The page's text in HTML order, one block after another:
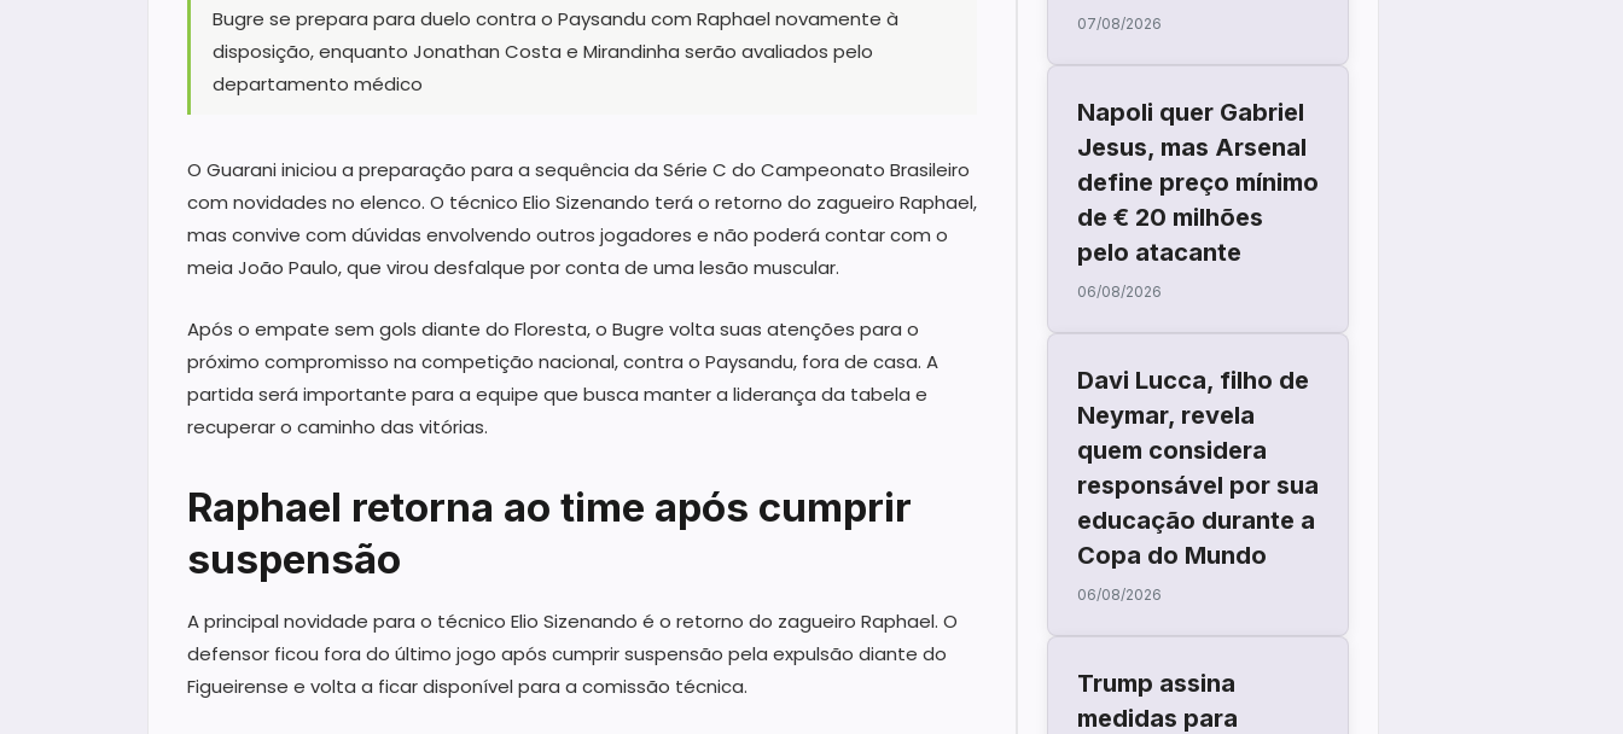
Bugre se prepara para duelo contra o Paysandu com Raphael novamente à
disposição, enquanto Jonathan Costa e Mirandinha serão avaliados pelo
departamento médico
O Guarani iniciou a preparação para a sequência da Série C do Campeonato Brasileiro
com novidades no elenco. O técnico Elio Sizenando terá o retorno do zagueiro Raphael,
mas convive com dúvidas envolvendo outros jogadores e não poderá contar com o
meia João Paulo, que virou desfalque por conta de uma lesão muscular.
Após o empate sem gols diante do Floresta, o Bugre volta suas atenções para o
próximo compromisso na competição nacional, contra o Paysandu, fora de casa. A
partida será importante para a equipe que busca manter a liderança da tabela e
recuperar o caminho das vitórias.
Raphael retorna ao time após cumprir
suspensão
A principal novidade para o técnico Elio Sizenando é o retorno do zagueiro Raphael. O
defensor ficou fora do último jogo após cumprir suspensão pela expulsão diante do
Figueirense e volta a ficar disponível para a comissão técnica.
07/08/2026
Napoli quer Gabriel
Jesus, mas Arsenal
define preço mínimo
de € 20 milhões
pelo atacante
06/08/2026
Davi Lucca, filho de
Neymar, revela
quem considera
responsável por sua
educação durante a
Copa do Mundo
06/08/2026
Trump assina
medidas para